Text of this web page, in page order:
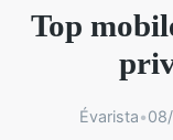
Top
Évarista•